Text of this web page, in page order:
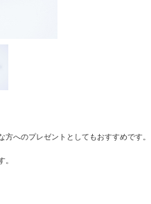
へのプレゼントとしてもおすすめです。
。